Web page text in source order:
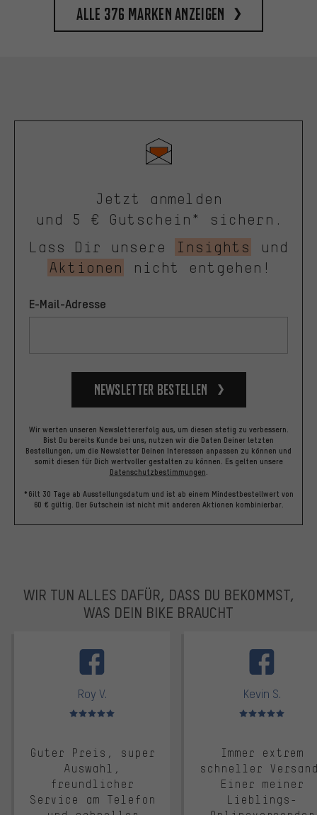
Alle 376 Marken anzeigen
Jetzt anmelden
und 5 € Gutschein* sichern.
Lass Dir unsere
Insights
und
Aktionen
nicht entgehen!
E-Mail-Adresse
Newsletter bestellen
Wir werten unseren Newslettererfolg aus, um diesen stetig zu verbessern.
Bist Du bereits Kunde bei uns, nutzen wir die Daten Deiner letzten
Bestellungen, um die Newsletter Deinen Interessen anpassen zu können und
somit diesen für Dich wertvoller gestalten zu können. Es gelten unsere
Datenschutzbestimmungen.
*Gilt 30 Tage ab Ausstellungsdatum und ist ab einem Mindestbestellwert von
60 € gültig. Der Gutschein ist nicht mit anderen Aktionen kombinierbar.
WIR TUN ALLES DAFÜR, DASS DU BEKOMMST,
WAS DEIN BIKE BRAUCHT
Roy V.
Bewertungen: 5 von 5
Guter Preis, super
Auswahl,
freundlicher
Service am Telefon
Kevin S.
Bewertungen: 5 von 5
Immer extrem
schneller
Einer meiner
Lieblings-